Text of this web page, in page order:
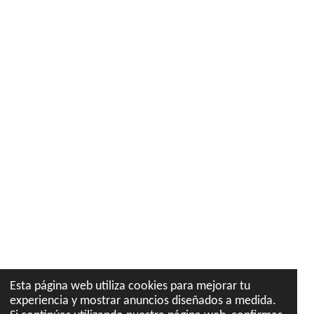
Esta página web utiliza cookies para mejorar tu
experiencia y mostrar anuncios diseñados a medida.